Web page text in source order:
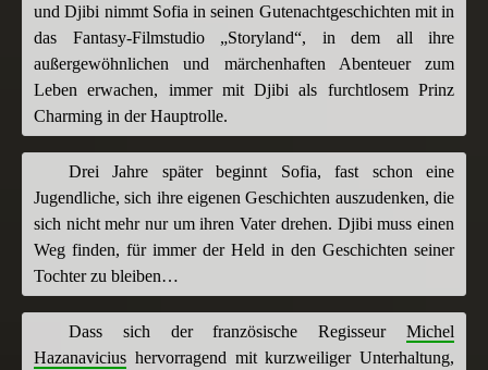
und Djibi nimmt Sofia in seinen Gutenachtgeschichten mit in
das Fantasy-Filmstudio „Storyland“, in dem all ihre
außergewöhnlichen und märchenhaften Abenteuer zum
Leben erwachen, immer mit Djibi als furchtlosem Prinz
Charming in der Hauptrolle.
Drei Jahre später beginnt Sofia, fast schon eine
Jugendliche, sich ihre eigenen Geschichten auszudenken, die
sich nicht mehr nur um ihren Vater drehen. Djibi muss einen
Weg finden, für immer der Held in den Geschichten seiner
Tochter zu bleiben…
Dass sich der französische Regisseur Michel
Hazanavicius hervorragend mit kurzweiliger Unterhaltung,